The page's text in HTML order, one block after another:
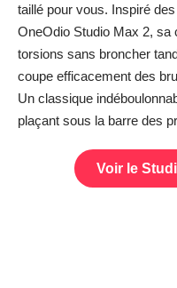
taillé pour vous. Inspiré
OneOdio Studio Max 2, sa
torsions sans broncher
coupe efficacement des
Un classique
plaçant sous la barre des
Voir le